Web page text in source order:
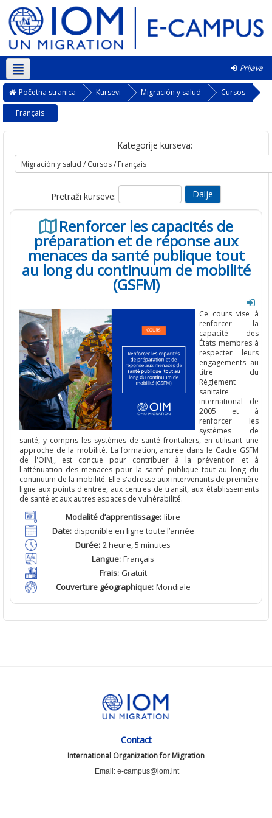
Prijava
Srpski ‎(sr_lt)‎
Početna stranica Kursevi Migración y salud
Cursos
Français
Kategorije kurseva:
Pretraži kurseve:
Renforcer les capacités de
préparation et de réponse aux
menaces da santé publique tout
au long du continuum de mobilité
(GSFM)
Ce cours vise à
renforcer la
capacité des
États membres à
respecter
leurs
engagements au
titre du
Règlement
sanitaire
international de
2005 et à
renforcer les
systèmes de
santé, y compris les systèmes de santé frontaliers, en utilisant une
approche de la mobilité. Laformation, ancrée dans le Cadre GSFM
de l'OIM,, est conçue pour contribuer à la prévention et à
l'atténuation des menaces pour la santé publique tout au long du
continuum de la mobilité. Elle s'adresse aux intervenants de première
ligne aux points d'entrée, aux centres de transit, aux établissements
de santé et aux autres espaces de vulnérabilité.
Modalité d’apprentissage: libre
Date: disponible en ligne toute l’année
Durée: 2heure,5 minutes
Langue: Français
Frais: Gratuit
Couverture géographique: Mondiale
Contact
International Organization for Migration
Email: e-campus@iom.int